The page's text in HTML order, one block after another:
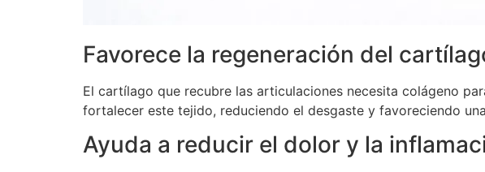
Favorece la regeneración del
El cartílago que recubre las articulaciones necesita colágeno
fortalecer este tejido, reduciendo el desgaste y favoreciendo
Ayuda a reducir el dolor y la